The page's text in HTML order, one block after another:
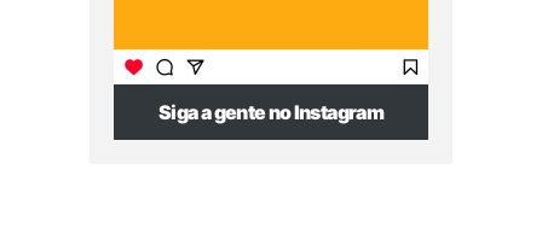
Siga a gente no Instagram